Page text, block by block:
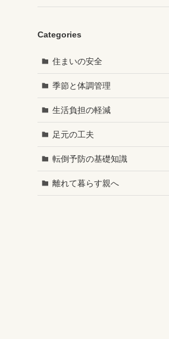
Categories
住まいの安全
季節と体調管理
生活負担の軽減
足元の工夫
転倒予防の基礎知識
離れて暮らす親へ